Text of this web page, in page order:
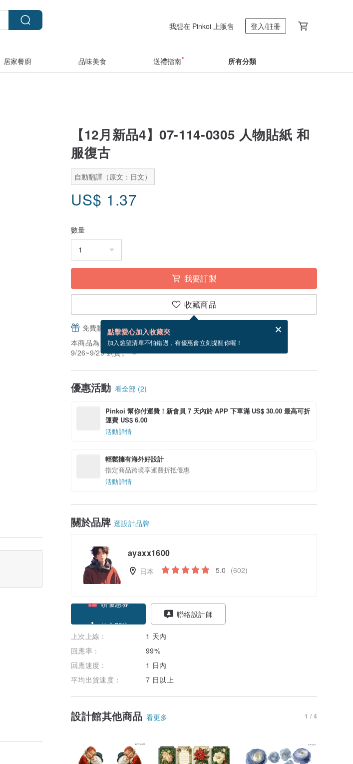
我想在 Pinkoi 上販售 登入/註冊
居家餐廚 品味美食 送禮指南 所有分類
【12月新品4】07-114-0305 人物貼紙 和
服復古
自動翻譯（原文：日文）
US$ 1.37
數量
我要訂製
收藏商品
點擊愛心加入收藏夾
加入慾望清單不怕錯過，有優惠會立刻提醒你喔！
免費贈送電子賀卡，結帳完成後填寫
本商品為「接單訂製」。付款後需 31 個工作天製作。現在下單預估
9/26~9/29 到貨。
優惠活動 看全部 (2)
Pinkoi 幫你付運費！新會員 7 天內於 APP 下單滿 US$ 30.00 最高可折
運費 US$ 6.00
活動詳情
輕鬆擁有海外好設計
指定商品跨境享運費折抵優惠
活動詳情
關於品牌 逛設計品牌
ayaxx1600
日本 5.0 (602)
加入關注
聯絡設計師
上次上線：
1 天內
回應率：
99%
回應速度：
1 日內
平均出貨速度：
7 日以上
設計館其他商品 看更多 1 / 4